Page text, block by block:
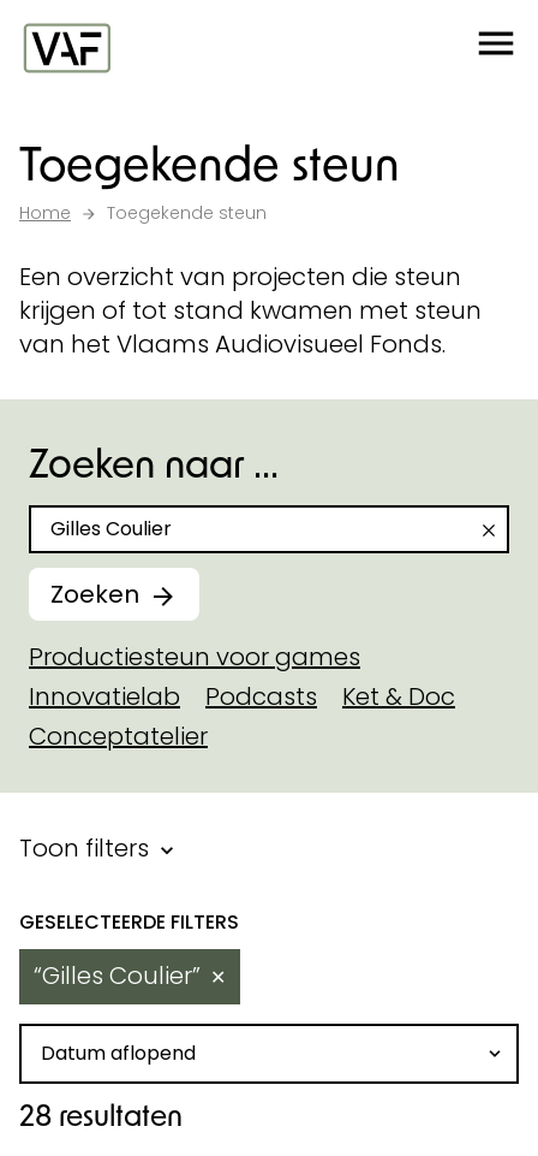
Ga verder naar de inhoud
Toegekende steun
Home Toegekende steun
Een overzicht van projecten die steun
krijgen of tot stand kwamen met steun
van het Vlaams Audiovisueel Fonds.
Zoeken naar ...
Zoeken naar
Zoeken
Productiesteun voor games
Innovatielab
Podcasts
Ket & Doc
Conceptatelier
Filter binnen toegekende
Toon filters
Resultaten
Gilles Coulier ✕
Sorteren op datum
28 resultaten